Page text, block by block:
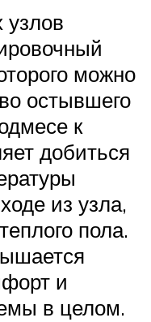
узлов
можно
остывшего
к
добиться
из узла,
пола.
и
в целом.